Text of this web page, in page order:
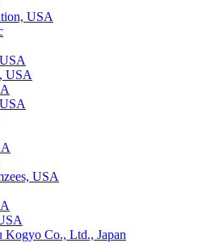
USA
USA
USA
Kogyo Co., Ltd., Japan